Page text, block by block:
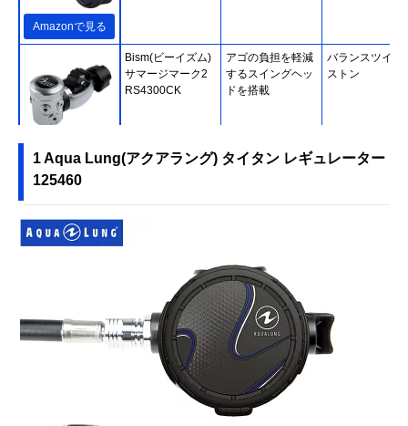
Amazonで見る
楽天市場で見る
Bism(ビーイズム)
サマージマーク2
RS4300CK
アゴの負担を軽減
するスイングヘッ
ドを搭載
バランスツイン
ストン
MARES(マレス)
エピック ADJ 82X
416262
多数の独自テクノ
ロジーを搭載した
高性能モデル
ラム
1 Aqua Lung(アクアラング) タイタン レギュレーター
125460